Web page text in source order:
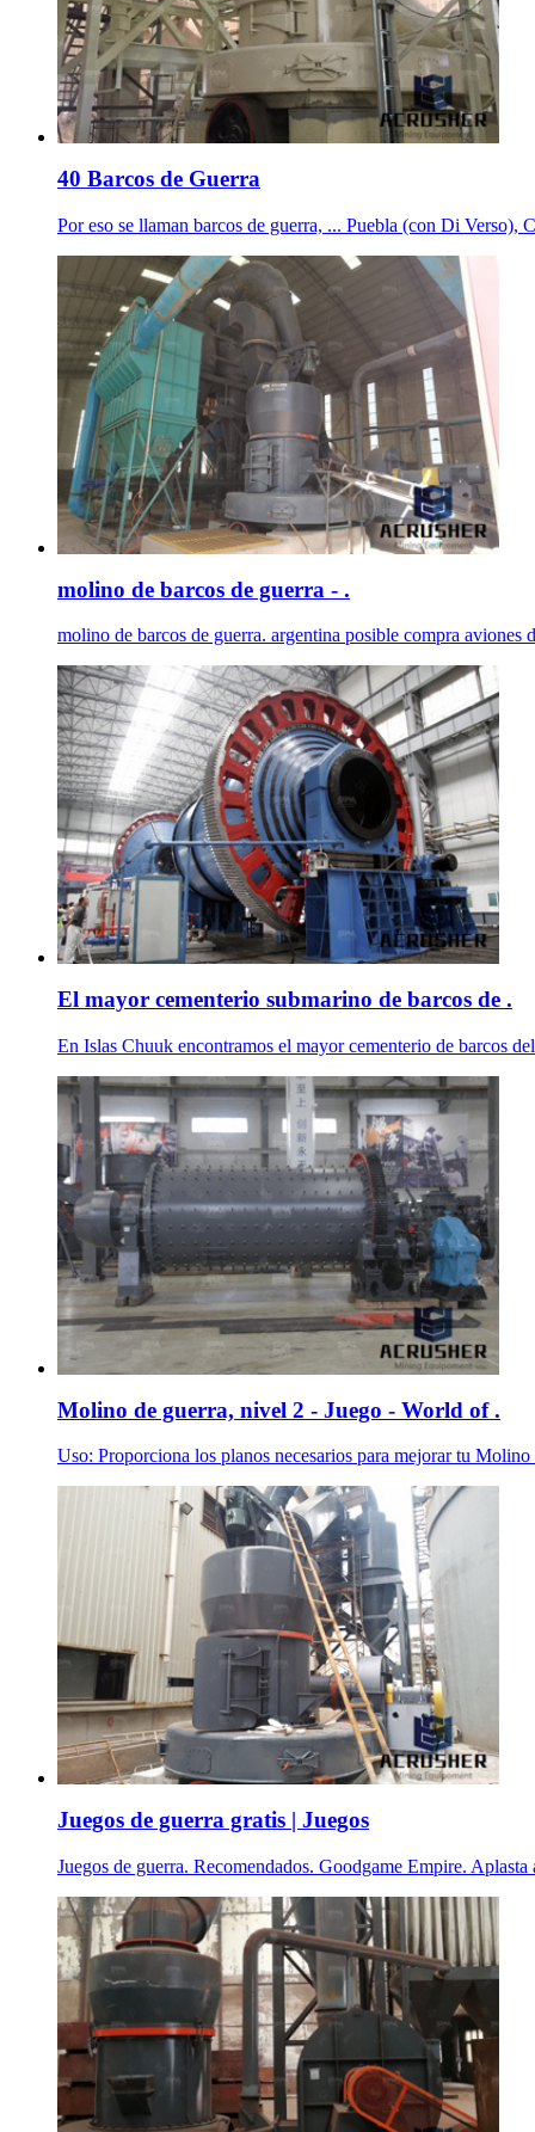
40 Barcos de Guerra
Por eso se llaman barcos de guerra, ... Puebla (con Di
molino de barcos de guerra - .
molino de barcos de guerra. argentina posible compra
El mayor cementerio submarino de barcos de .
En Islas Chuuk encontramos el mayor cementerio de barcos
Molino de guerra, nivel 2 - Juego - World of .
Uso: Proporciona los planos necesarios para mejorar tu
Juegos de guerra gratis | Juegos
Juegos de guerra. Recomendados. Goodgame Empire.